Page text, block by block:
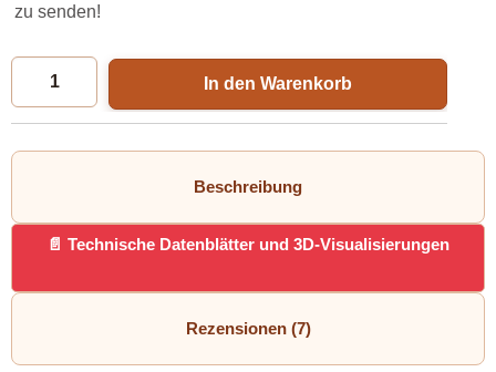
zu senden!
In den Warenkorb
Beschreibung
Technische Datenblätter und 3D-Visualisierungen
Rezensionen (7)